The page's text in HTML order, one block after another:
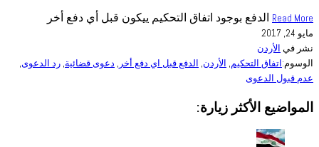
Read More الدفع بوجود اتفاق التحكيم ييكون قبل أي دفع أخر
مايو 24, 2017
نشر في الأردن
الوسوم:اتفاق التحكيم, الأردن, الدفع قبل اي دفع أخر , دعوى قضائية, رد الدعوى,
عدم قبول الدعوى
المواضيع الأكثر زيارة: